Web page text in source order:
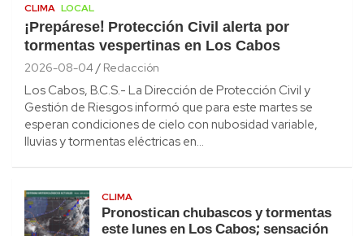
CLIMA LOCAL
¡Prepárese! Protección Civil alerta por
tormentas vespertinas en Los Cabos
2026-08-04 Redacción
Los Cabos, B.C.S.- La Dirección de Protección Civil y
Gestión de Riesgos informó que para este martes se
esperan condiciones de cielo con nubosidad variable,
lluvias y tormentas eléctricas en…
CLIMA
Pronostican chubascos y tormentas
este lunes en Los Cabos; sensación